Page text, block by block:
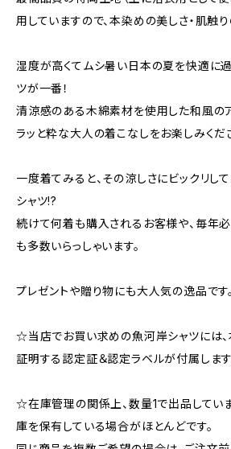
用していますので、本染めの美しさ・肌触
湿度が高くてムシ暑い日本の夏を快適に
ツが一番！
清涼感のある木綿素材を使用した和風の
ラッと粋な大人の着こなしをお楽しみくだ
一度着てみると、その涼しさにビックリし
シャツ!?
続けて何着も購入されるお客様や、毎年
も多数いらっしゃいます。
プレゼントや贈り物にも大人気の逸品です。
☆当店でお買い求めの魚河岸シャツには
証明する認定証＆認定ラベルが付属します
☆在庫管理の関係上、数量1で出品してい
庫を保有している場合がほとんどです。